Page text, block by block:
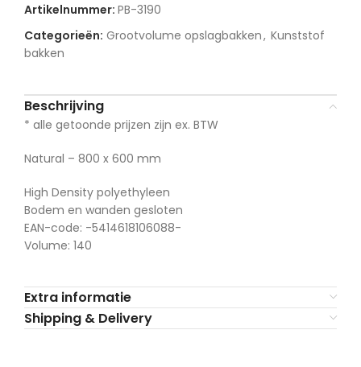
Artikelnummer: PB-3190
Categorieën: Grootvolume opslagbakken, Kunststof
bakken
Beschrijving
* alle getoonde prijzen zijn ex. BTW
Natural – 800 x 600 mm
High Density polyethyleen
Bodem en wanden gesloten
EAN-code: -5414618106088-
Volume: 140
Extra informatie
Shipping & Delivery